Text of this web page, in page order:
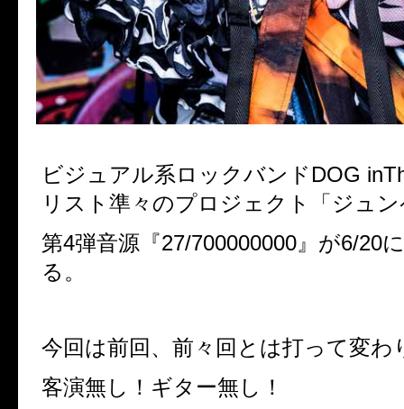
ビジュアル系ロックバンド DOG
リスト準々のプロジェクト「ジュ
第4弾音源『27/700000000 』が6/20
る。
今回は前回、前々回とは打って変わ
客演無し！ギター無し！